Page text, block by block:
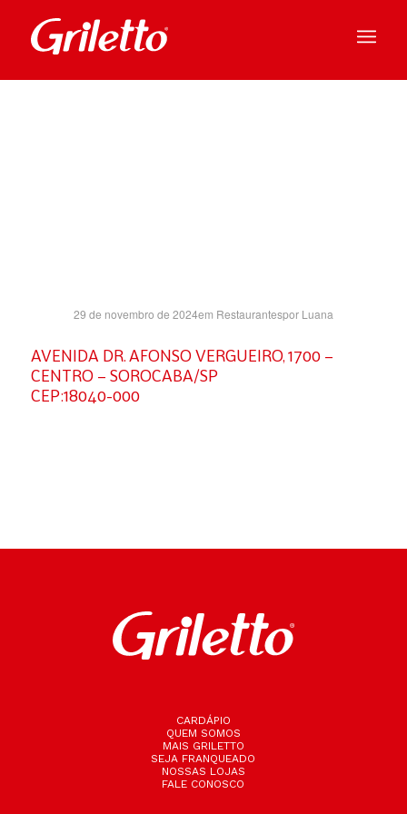
29 de novembro de 2024em Restaurantespor Luana
AVENIDA DR. AFONSO VERGUEIRO, 1700 –
CENTRO – SOROCABA/SP
CEP:18040-000
CARDÁPIO
QUEM SOMOS
MAIS GRILETTO
SEJA FRANQUEADO
NOSSAS LOJAS
FALE CONOSCO